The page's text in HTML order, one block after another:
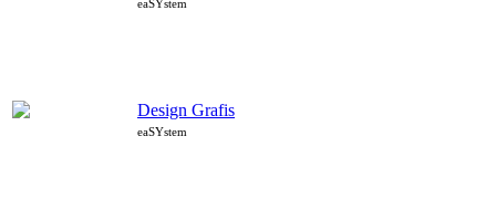
eaSYstem
Design Grafis
eaSYstem